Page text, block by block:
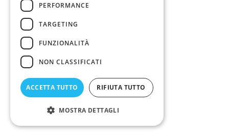
PERFORMANCE
TARGETING
FUNZIONALITÀ
NON CLASSIFICATI
ACCETTA TUTTO RIFIUTA TUTTO
MOSTRA DETTAGLI